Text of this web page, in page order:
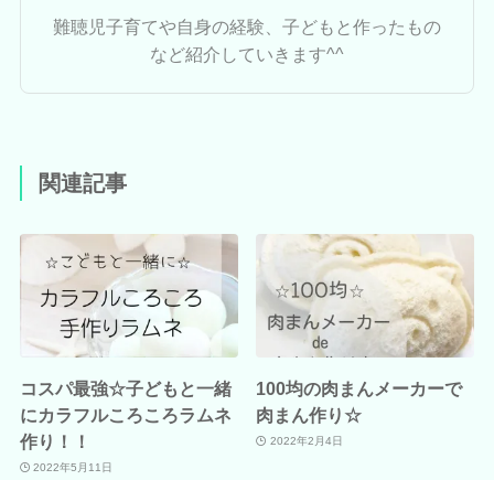
難聴児子育てや自身の経験、子どもと作ったもの
など紹介していきます^^
関連記事
コスパ最強☆子どもと一緒
にカラフルころころラムネ
作り！！
2022年5月11日
100均の肉まんメーカーで
肉まん作り☆
2022年2月4日